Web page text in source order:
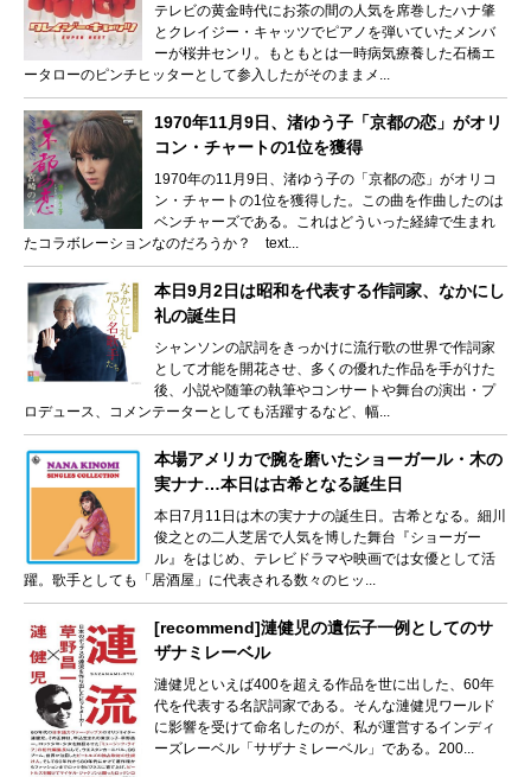
テレビの黄金時代にお茶の間の人気を席巻したハナ肇
とクレイジー・キャッツでピアノを弾いていたメンバ
ーが桜井センリ。もともとは一時病気療養した石橋エ
ータローのピンチヒッターとして参入したがそのままメ...
1970年11月9日、渚ゆう子「京都の恋」がオリ
コン・チャートの1位を獲得
1970年の11月9日、渚ゆう子の「京都の恋」がオリコ
ン・チャートの1位を獲得した。この曲を作曲したのは
ベンチャーズである。これはどういった経緯で生まれ
たコラボレーションなのだろうか？ text...
本日9月2日は昭和を代表する作詞家、なかにし
礼の誕生日
シャンソンの訳詞をきっかけに流行歌の世界で作詞家
として才能を開花させ、多くの優れた作品を手がけた
後、小説や随筆の執筆やコンサートや舞台の演出・プ
ロデュース、コメンテーターとしても活躍するなど、幅...
本場アメリカで腕を磨いたショーガール・木の
実ナナ…本日は古希となる誕生日
本日7月11日は木の実ナナの誕生日。古希となる。細川
俊之との二人芝居で人気を博した舞台『ショーガー
ル』をはじめ、テレビドラマや映画では女優として活
躍。歌手としても「居酒屋」に代表される数々のヒッ...
[recommend]漣健児の遺伝子一例としてのサ
ザナミレーベル
漣健児といえば400を超える作品を世に出した、60年
代を代表する名訳詞家である。そんな漣健児ワールド
に影響を受けて命名したのが、私が運営するインディ
ーズレーベル「サザナミレーベル」である。200...